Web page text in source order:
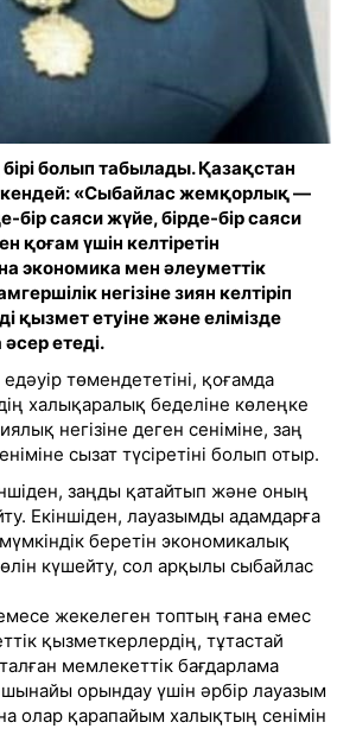
болып табылады. Қазақстан
«Сыбайлас жемқорлық —
бір саяси жүйе, бірде-бір саяси
үшін келтіретін
экономика мен әлеуметтік
негізіне зиян келтіріп
қызмет етуіне және елімізде
етеді.
төмендететіні, қоғамда
халықаралық беделіне көлеңке
негізіне деген сеніміне, заң
сызат түсіретіні болып отыр.
заңды қатайтып және оның
Екіншіден, лауазымды адамдарға
беретін экономикалық
күшейту, сол арқылы сыбайлас
жекелеген топтың ғана емес
қызметкерлердің, тұтастай
мемлекеттік бағдарлама
орындау үшін әрбір лауазым
олар қарапайым халықтың сенімін
Елде ЭКО арқылы сәбилі
неге көбейген? (Видео)